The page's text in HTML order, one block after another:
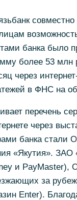
банка было
более 53
через
в ФНС на
перечень
через
банка
«Якутия».
и PayMaster),
за
Enter).